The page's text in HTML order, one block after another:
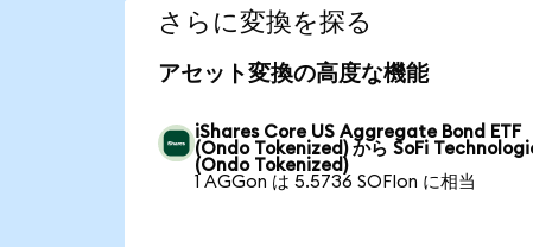
さらに変換を探る
アセット変換の高度な機能
iShares Core US Aggregate Bond ETF
(Ondo Tokenized) から SoFi
(Ondo Tokenized)
1 AGGon は 5.5736 SOFIon に相当